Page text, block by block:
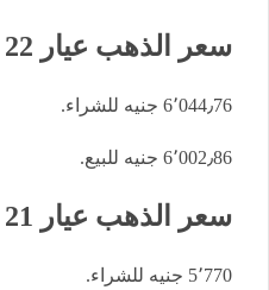
سعر الذهب عيار 22
6٬044٫76 جنيه للشراء.
6٬002٫86 جنيه للبيع.
سعر الذهب عيار 21
5٬770 جنيه للشراء.